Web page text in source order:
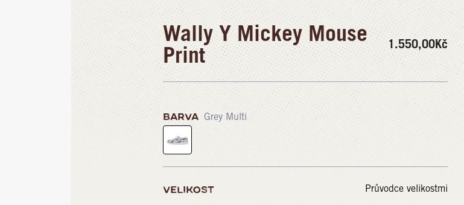
Wally Y Mickey Mouse
Print
1.550,00Kč
BARVA Grey Multi
VELIKOST Průvodce velikostmi